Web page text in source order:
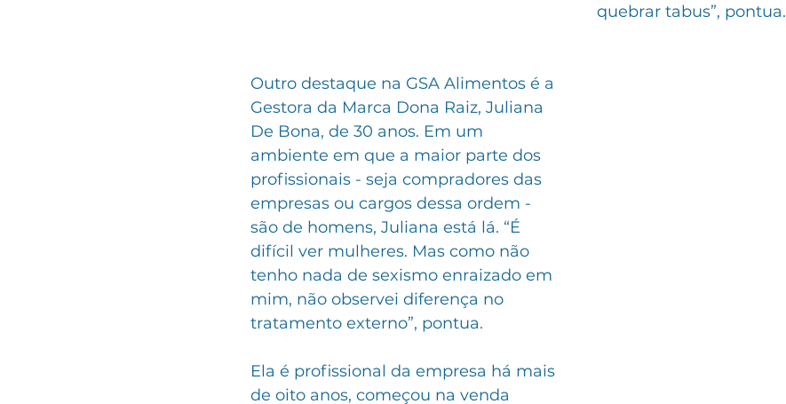
quebrar tabus”, pontua.
Outro destaque na GSA Alimentos é a
Gestora da Marca Dona Raiz, Juliana
De Bona, de 30 anos. Em um
ambiente em que a maior parte dos
profissionais - seja compradores das
empresas ou cargos dessa ordem -
são de homens, Juliana está lá. “É
difícil ver mulheres. Mas como não
tenho nada de sexismo enraizado em
mim, não observei diferença no
tratamento externo”, pontua.
Ela é profissional da empresa há mais
de oito anos, começou na venda